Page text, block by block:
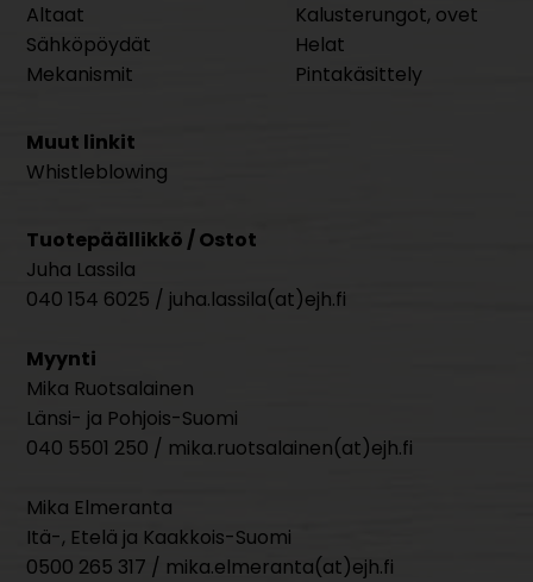
Altaat
Sähköpöydät
Mekanismit
Kalusterungot, ovet
Helat
Pintakäsittely
Muut linkit
Whistleblowing
Tuotepäällikkö / Ostot
Juha Lassila
040 154 6025 / juha.lassila(at)ejh.fi
Myynti
Mika Ruotsalainen
Länsi- ja Pohjois-Suomi
040 5501 250 / mika.ruotsalainen(at)ejh.fi
Mika Elmeranta
Itä-, Etelä ja Kaakkois-Suomi
0500 265 317 / mika.elmeranta(at)ejh.fi